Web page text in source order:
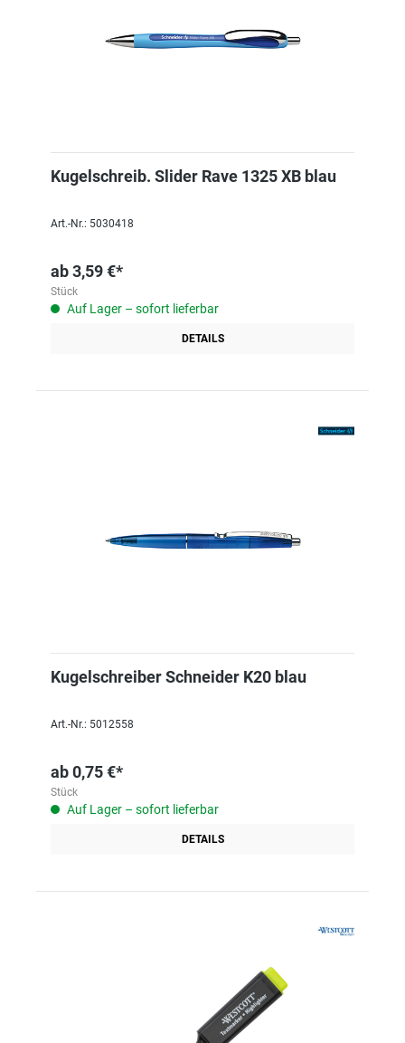
Kugelschreib. Slider Rave 1325 XB blau
Art.-Nr.: 5030418
ab3,59 €*
Stück
Auf Lager – sofort lieferbar
DETAILS
Kugelschreiber Schneider K20 blau
Art.-Nr.: 5012558
ab0,75 €*
Stück
Auf Lager – sofort lieferbar
DETAILS